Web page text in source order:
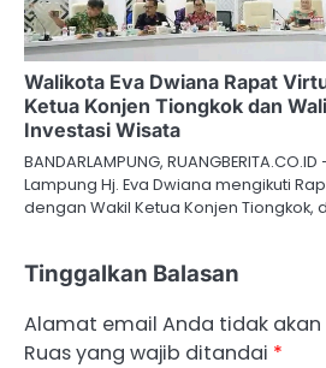
Walikota Eva Dwiana Rapat
Ketua Konjen Tiongkok dan
Investasi Wisata
BANDARLAMPUNG,
Lampung Hj. Eva Dwiana mengikuti
dengan Wakil Ketua Konjen Tiongkok,
Tinggalkan Balasan
Alamat email Anda tidak akan
Ruas yang wajib ditandai *